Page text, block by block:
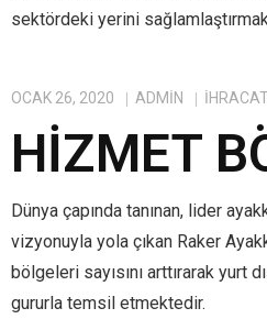
sektördeki yerini
OCAK 26, 2020 ADMIN
HIZMET
Dünya çapında tanınan, lider
vizyonuyla yola çıkan Raker
bölgeleri sayısını arttırarak yurt
gururla temsil etmektedir.